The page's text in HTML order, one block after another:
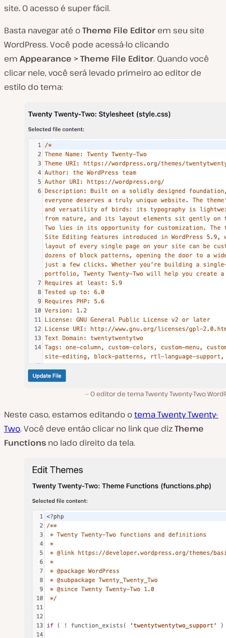
site. O acesso é super fácil.
Basta navegar até oTheme File Editor em seu site
WordPress. Você pode acessá-lo clicando
em Appearance > Theme File Editor. Quando você
clicar nele, você será levado primeiro ao editor de
estilo do tema:
O editor de tema Twenty Twenty-Two
Neste caso, estamos editando otema Twenty Twenty-
Two. Você deve então clicar no link que dizTheme
Functions no lado direito da tela.